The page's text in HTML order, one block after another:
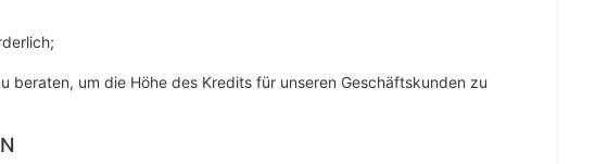
um die Höhe des Kredits für unseren Geschäftskunden zu